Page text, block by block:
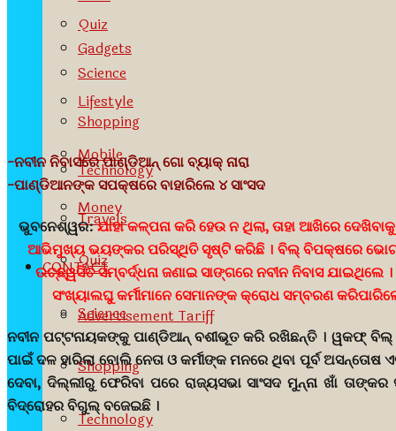
Quiz
Science
Shopping
Technology
Travels
CONTACT
Advertisement Tariff
Gadgets
Lifestyle
Mobile
Money
Quiz
Science
Shopping
Technology
-ନବୀନ ନିବାସରେ ପାଣ୍ଡିଆନ୍ ଗୋ ବ୍ୟାକ୍ ନାରା
-ପାଣ୍ଡିଆନଙ୍କ ସପକ୍ଷରେ ବାହାରିଲେ ୪ ସାଂସଦ
ଭୁବନେଶ୍ୱର:ଯାହା କଳ୍ପନା କରି ହେଉ ନ ଥିଲା, ତାହା ଆଖିରେ
ଆଭିମୁଖ୍ୟ ଭୟଙ୍କର ପରିସ୍ଥିତି ସୃଷ୍ଟି କରିଛି । ବିଲ୍ ବିପକ୍ଷରେ ଭୋଟ
ଉଚ୍ଛ୍ୱସିତ ସମ୍ବର୍ଦ୍ଧନା ଜଣାଇ ସାଙ୍ଗରେ ନବୀନ ନିବାସ
ସଂଖ୍ୟାଲଘୁ କର୍ମୀମାନେ ସେମାନଙ୍କ କ୍ରୋଧ ସମ୍ବରଣ
ନବୀନ ପଟ୍ଟନାୟକଙ୍କୁ ପାଣ୍ଡିଆନ୍ ବଶୀଭୂତ କରି ରଖିଛନ୍ତି । ୱକଫ୍
ପାଇଁ ଦଳ ହାରିଲା ବୋଲି ନେତା ଓ କର୍ମୀଙ୍କ ମନରେ ଥିବା ପୂର୍ବ
ଦେବା, ଦିଲ୍ଲୀରୁ ଫେରିବା ପରେ ରାଜ୍ୟସଭା ସାଂସଦ ମୁନ୍ନା ଖାଁ
ବିଦ୍ରୋହର ବିଗୁଲ୍ ବଜେଇଛି ।